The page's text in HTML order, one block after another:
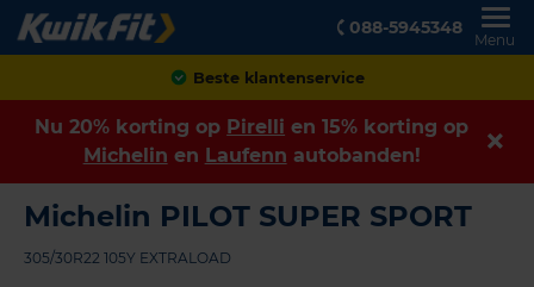
088-5945348
Menu
Achteraf betalen
Nu 20% korting op Pirelli en 15% korting op
Michelin en Laufenn autobanden!
Michelin PILOT SUPER SPORT
305/30R22 105Y EXTRALOAD